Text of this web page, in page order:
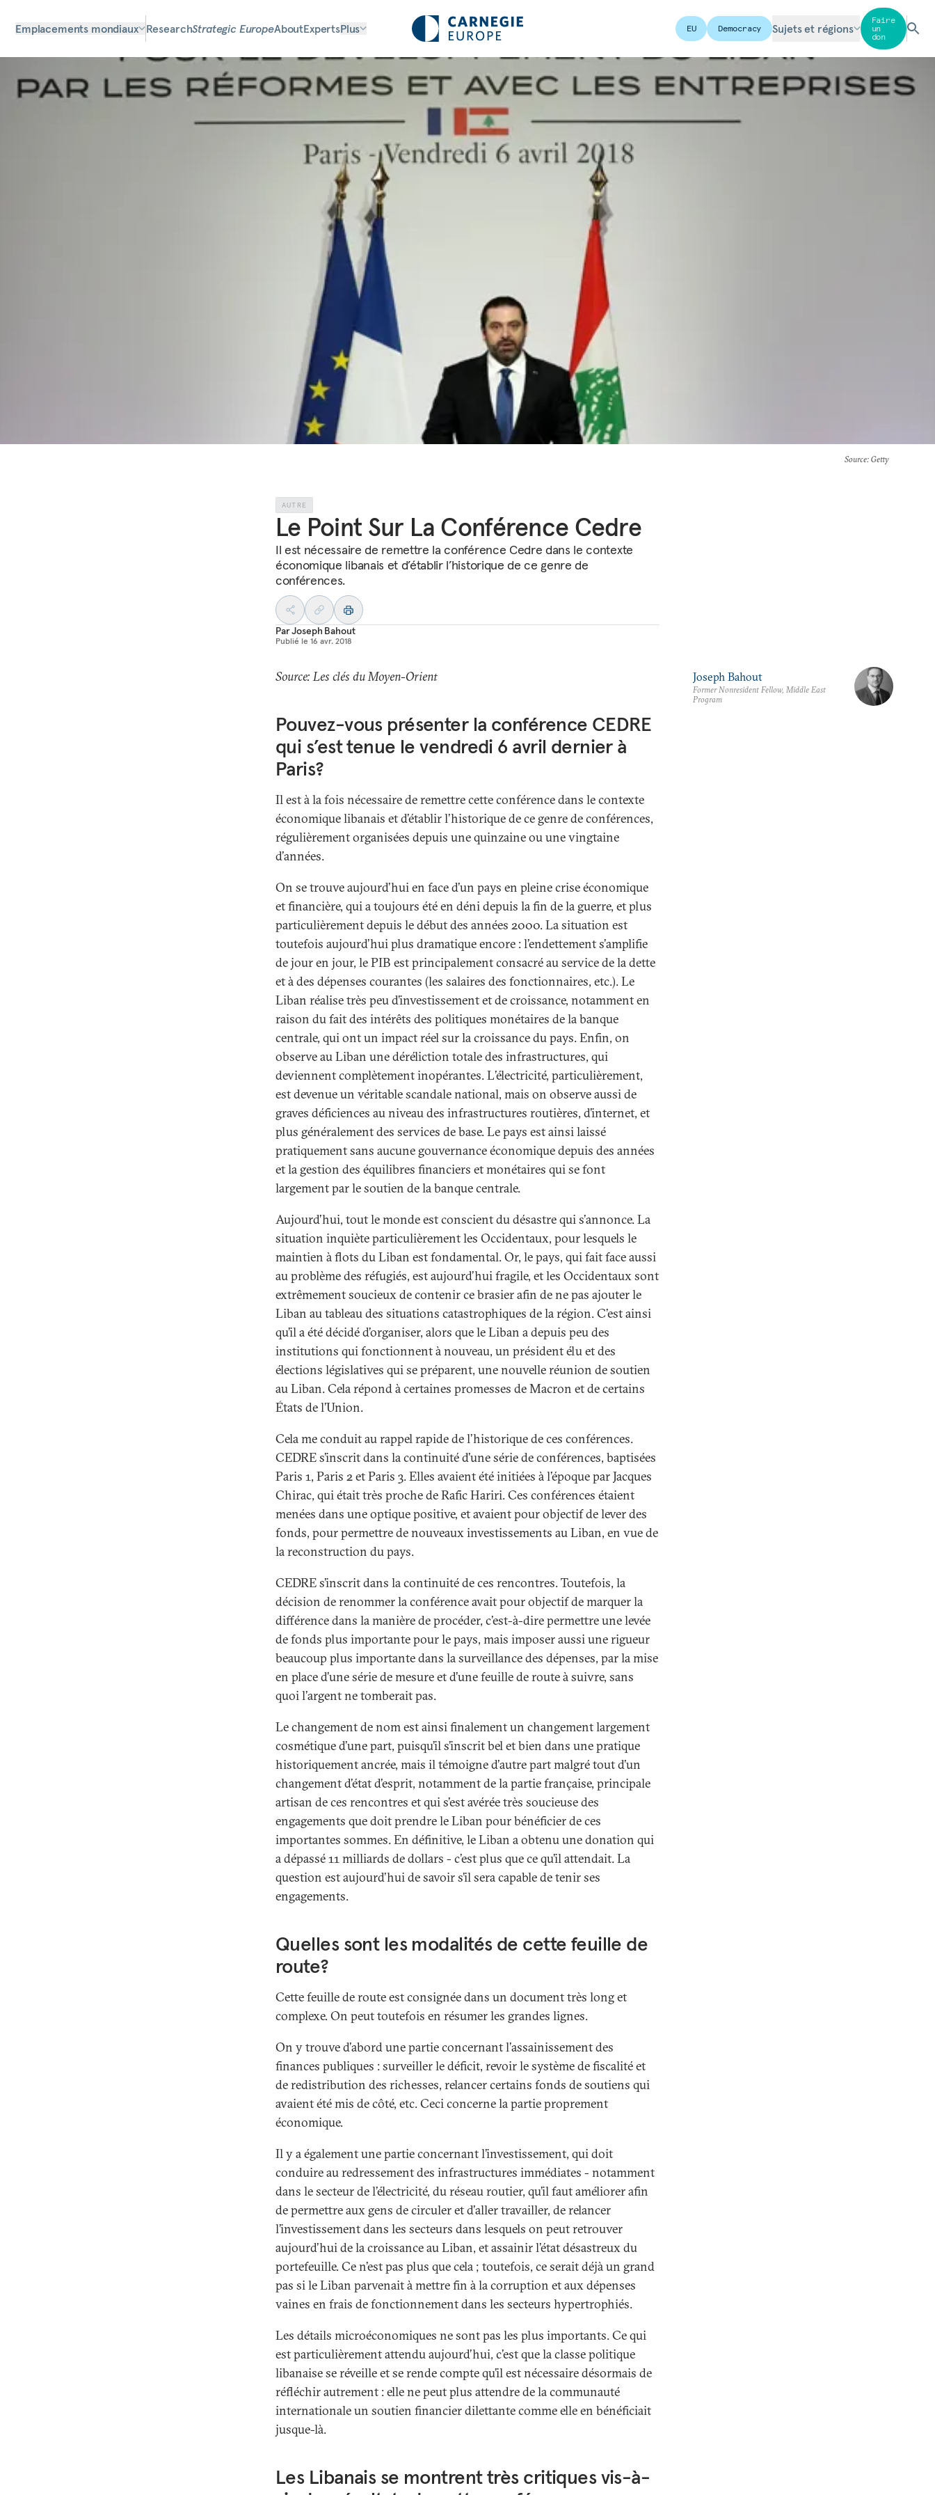
Emplacements mondiaux ResearchStrategic EuropeAboutExpertsPlus EU Democracy Sujets et régions
Faire
un
don
Source: Getty
AUTRE
Le Point Sur La Conférence Cedre
Il est nécessaire de remettre la conférence Cedre dans le contexte
économique libanais et d’établir l’historique de ce genre de
conférences.
ParJoseph Bahout
Publié le 16 avr. 2018
Source: Les clés du Moyen-Orient
Pouvez-vous présenter la conférence CEDRE
qui s’est tenue le vendredi 6 avril dernier à
Paris?
Il est à la fois nécessaire de remettre cette conférence dans le contexte
économique libanais et d’établir l’historique de ce genre de conférences,
régulièrement organisées depuis une quinzaine ou une vingtaine
d’années.
On se trouve aujourd’hui en face d’un pays en pleine crise économique
et financière, qui a toujours été en déni depuis la fin de la guerre, et plus
particulièrement depuis le début des années 2000. La situation est
toutefois aujourd’hui plus dramatique encore : l’endettement s’amplifie
de jour en jour, le PIB est principalement consacré au service de la dette
et à des dépenses courantes (les salaires des fonctionnaires, etc.). Le
Liban réalise très peu d’investissement et de croissance, notamment en
raison du fait des intérêts des politiques monétaires de la banque
centrale, qui ont un impact réel sur la croissance du pays. Enfin, on
observe au Liban une déréliction totale des infrastructures, qui
deviennent complètement inopérantes. L’électricité, particulièrement,
est devenue un véritable scandale national, mais on observe aussi de
graves déficiences au niveau des infrastructures routières, d’internet, et
plus généralement des services de base. Le pays est ainsi laissé
pratiquement sans aucune gouvernance économique depuis des années
et la gestion des équilibres financiers et monétaires qui se font
largement par le soutien de la banque centrale.
Aujourd’hui, tout le monde est conscient du désastre qui s’annonce. La
situation inquiète particulièrement les Occidentaux, pour lesquels le
maintien à flots du Liban est fondamental. Or, le pays, qui fait face aussi
au problème des réfugiés, est aujourd’hui fragile, et les Occidentaux sont
extrêmement soucieux de contenir ce brasier afin de ne pas ajouter le
Liban au tableau des situations catastrophiques de la région. C’est ainsi
qu’il a été décidé d’organiser, alors que le Liban a depuis peu des
institutions qui fonctionnent à nouveau, un président élu et des
élections législatives qui se préparent, une nouvelle réunion de soutien
au Liban. Cela répond à certaines promesses de Macron et de certains
États de l’Union.
Cela me conduit au rappel rapide de l’historique de ces conférences.
CEDRE s’inscrit dans la continuité d’une série de conférences, baptisées
Paris 1, Paris 2 et Paris 3. Elles avaient été initiées à l’époque par Jacques
Chirac, qui était très proche de Rafic Hariri. Ces conférences étaient
menées dans une optique positive, et avaient pour objectif de lever des
fonds, pour permettre de nouveaux investissements au Liban, en vue de
la reconstruction du pays.
CEDRE s’inscrit dans la continuité de ces rencontres. Toutefois, la
décision de renommer la conférence avait pour objectif de marquer la
différence dans la manière de procéder, c’est-à-dire permettre une levée
de fonds plus importante pour le pays, mais imposer aussi une rigueur
beaucoup plus importante dans la surveillance des dépenses, par la mise
en place d’une série de mesure et d’une feuille de route à suivre, sans
quoi l’argent ne tomberait pas.
Le changement de nom est ainsi finalement un changement largement
cosmétique d’une part, puisqu’il s’inscrit bel et bien dans une pratique
historiquement ancrée, mais il témoigne d’autre part malgré tout d’un
changement d’état d’esprit, notamment de la partie française, principale
artisan de ces rencontres et qui s’est avérée très soucieuse des
engagements que doit prendre le Liban pour bénéficier de ces
importantes sommes. En définitive, le Liban a obtenu une donation qui
a dépassé 11 milliards de dollars - c’est plus que ce qu’il attendait. La
question est aujourd’hui de savoir s’il sera capable de tenir ses
engagements.
Quelles sont les modalités de cette feuille de
route?
Cette feuille de route est consignée dans un document très long et
complexe. On peut toutefois en résumer les grandes lignes.
On y trouve d’abord une partie concernant l’assainissement des
finances publiques : surveiller le déficit, revoir le système de fiscalité et
de redistribution des richesses, relancer certains fonds de soutiens qui
avaient été mis de côté, etc. Ceci concerne la partie proprement
économique.
Il y a également une partie concernant l’investissement, qui doit
conduire au redressement des infrastructures immédiates - notamment
dans le secteur de l’électricité, du réseau routier, qu’il faut améliorer afin
de permettre aux gens de circuler et d’aller travailler, de relancer
l’investissement dans les secteurs dans lesquels on peut retrouver
aujourd’hui de la croissance au Liban, et assainir l’état désastreux du
portefeuille. Ce n’est pas plus que cela ; toutefois, ce serait déjà un grand
pas si le Liban parvenait à mettre fin à la corruption et aux dépenses
vaines en frais de fonctionnement dans les secteurs hypertrophiés.
Les détails microéconomiques ne sont pas les plus importants. Ce qui
est particulièrement attendu aujourd’hui, c’est que la classe politique
libanaise se réveille et se rende compte qu’il est nécessaire désormais de
réfléchir autrement : elle ne peut plus attendre de la communauté
internationale un soutien financier dilettante comme elle en bénéficiait
jusque-là.
Les Libanais se montrent très critiques vis-à-
Joseph Bahout
Former Nonresident Fellow, Middle East
Program